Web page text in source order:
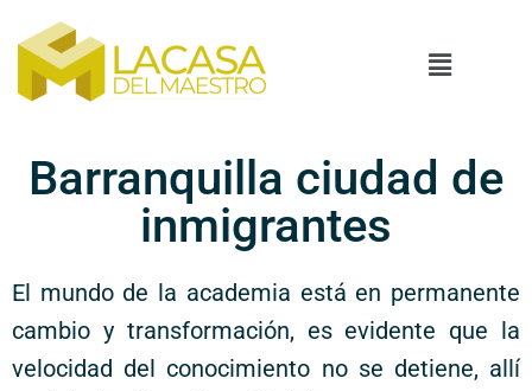
Barranquilla ciudad de
inmigrantes
El mundo de la academia está en permanente
cambio y transformación, es evidente que la
velocidad del conocimiento no se detiene, allí